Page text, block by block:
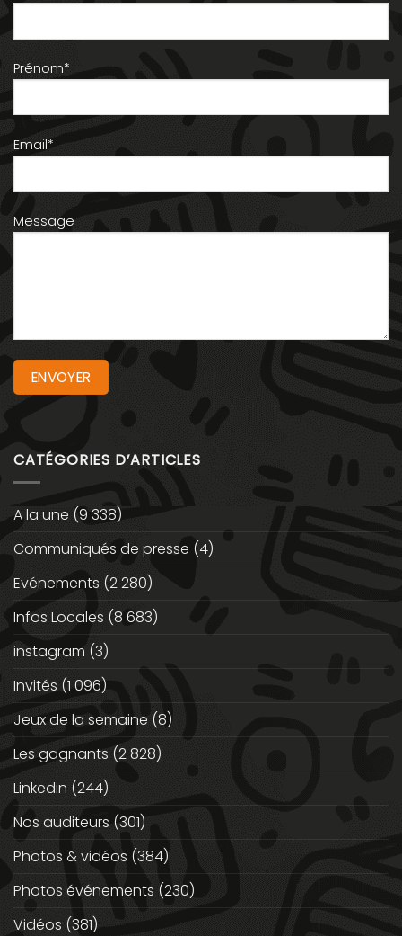
Prénom*
Email*
Message
CATÉGORIES D’ARTICLES
A la une (9 338)
Communiqués de presse (4)
Evénements (2 280)
Infos Locales (8 683)
instagram (3)
Invités (1 096)
Jeux de la semaine (8)
Les gagnants (2 828)
Linkedin (244)
Nos auditeurs (301)
Photos & vidéos (384)
Photos événements (230)
Vidéos (381)